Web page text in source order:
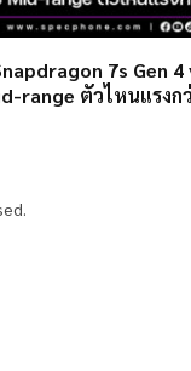
7s Gen 4
range ตัวไหนแรงก